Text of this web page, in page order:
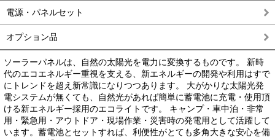
電源・パネルセット
オプション品
ソーラーパネルは、自然の太陽光を電力に変換するものです。 新時
代のエコエネルギー重視を支える、新エネルギーの開発や利用はすで
にトレンドを超え新常識になりつつあります。 大がかりな太陽光発
電システムが無くても、自然光があれば簡単に蓄電池に充電・使用頂
ける新エネルギー採用のエコライトです。 キャンプ・車中泊・非常
用・緊急用・アウトドア・現場作業・災害時の発電用として活躍して
います。蓄電池とセットすれば、利便性がとても多角大きな安心を備